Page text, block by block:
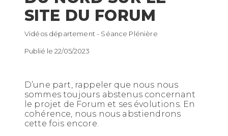
SITE DU FORUM
Vidéos département - Séance Plénière
Publié le 22/05/2023
D’une part, rappeler que nous nous
sommes toujours abstenus concernant
le projet de Forum et ses évolutions. En
cohérence, nous nous abstiendrons
cette fois encore.